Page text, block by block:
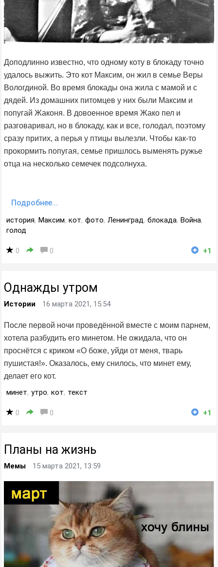
Доподлинно известно, что одному коту в блокаду точно
удалось выжить. Это кот Максим, он жил в семье Веры
Вологдиной. Во время блокады она жила с мамой и с
дядей. Из домашних питомцев у них были Максим и
попугай Жаконя. В довоенное время Жако пел и
разговаривал, но в блокаду, как и все, голодал, поэтому
сразу притих, а перья у птицы вылезли. Чтобы как-то
прокормить попугая, семье пришлось выменять ружье
отца на несколько семечек подсолнуха.
Подробнее...
история, Максим, кот, фото, Ленинград, блокада, Война,
голод
0 0 +1
Однажды утром
Истории 16 марта 2021, 15:54
После первой ночи проведённой вместе с моим парнем,
хотела разбудить его минетом. Не ожидала, что он
проснётся с криком «О боже, уйди от меня, тварь
пушистая!». Оказалось, ему снилось, что минет ему,
делает его кот.
минет, утро, кот, текст
0 0 +1
Планы на жизнь
Мемы 15 марта 2021, 13:59